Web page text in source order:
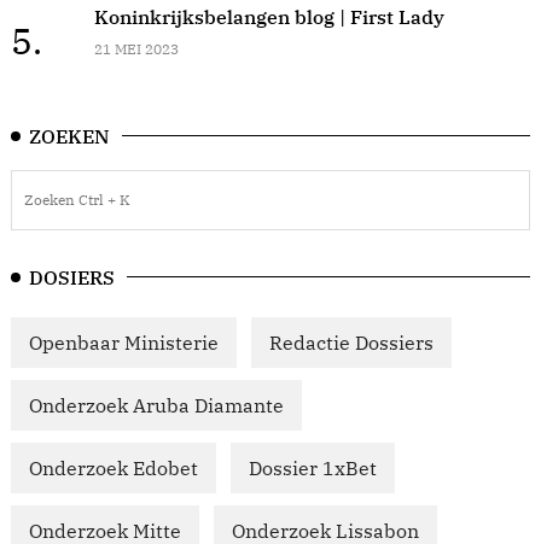
5.
Koninkrijksbelangen blog | First Lady
21 MEI 2023
ZOEKEN
DOSIERS
Openbaar Ministerie Redactie Dossiers
Onderzoek Aruba Diamante
Onderzoek Edobet Dossier 1xBet
Onderzoek Mitte Onderzoek Lissabon